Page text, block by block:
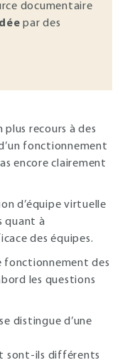
documentaire
par des
recours à des
fonctionnement
encore clairement
d’équipe virtuelle
quant à
des équipes.
fonctionnement des
les questions
distingue d’une
sont-ils différents